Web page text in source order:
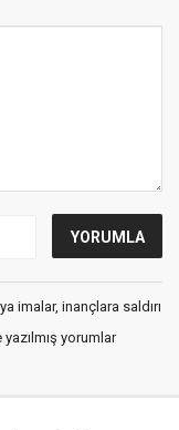
imalar, inançlara saldırı
yorumlar